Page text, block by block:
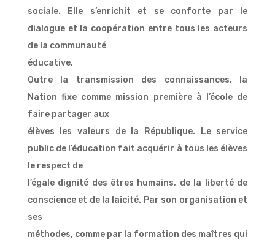
sociale. Elle s’enrichit et se conforte par le
dialogue et la coopération entre tous les acteurs
de la communauté
éducative.
Outre la transmission des connaissances, la
Nation fixe comme mission première à l’école de
faire partager aux
élèves les valeurs de la République. Le service
public de l’éducation fait acquérir à tous les élèves
le respect de
l’égale dignité des êtres humains, de la liberté de
conscience et de la laïcité. Par son organisation et
ses
méthodes, comme par la formation des maîtres qui